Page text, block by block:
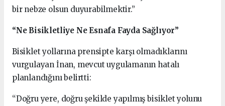
bir nebze olsun duyurabilmektir.”
“Ne Bisikletliye Ne Esnafa Fayda Sağlıyor”
Bisiklet yollarına prensipte karşı olmadıklarını
vurgulayan İnan, mevcut uygulamanın hatalı
planlandığını belirtti:
“Doğru yere, doğru şekilde yapılmış bisiklet yolunu